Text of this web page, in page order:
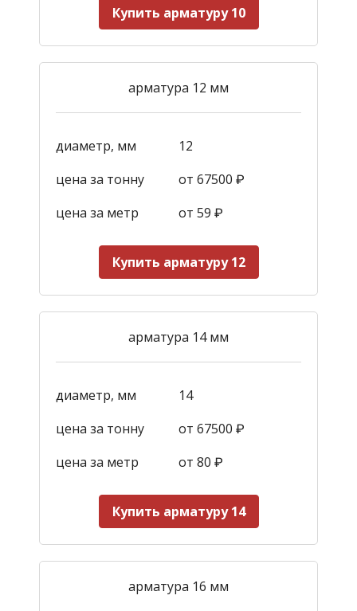
Купить арматуру 10
арматура 12 мм
диаметр, мм
12
цена за тонну
от 67500 ₽
цена за метр
от 59 ₽
Купить арматуру 12
арматура 14 мм
диаметр, мм
14
цена за тонну
от 67500 ₽
цена за метр
от 80 ₽
Купить арматуру 14
арматура 16 мм